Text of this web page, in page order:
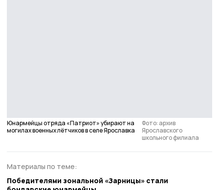
Юнармейцы отряда «Патриот» убирают на
могилах военных лётчиков в селе Ярославка
Фото: архив
Ярославского
школьного филиала
Материалы по теме:
Победителями зональной «Зарницы» стали